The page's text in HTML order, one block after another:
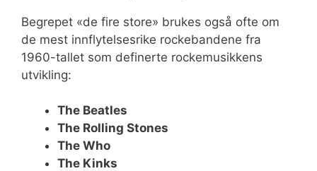
Begrepet «de fire store» brukes også ofte om
de mest innflytelsesrike rockebandene fra
1960-tallet som definerte rockemusikkens
utvikling:
The Beatles
The Rolling Stones
The Who
The Kinks